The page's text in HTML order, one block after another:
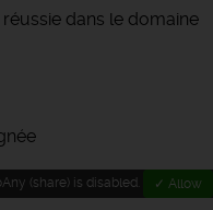
dans le domaine
(share) is disabled. ✓ Allow